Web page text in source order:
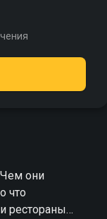
они
что
рестораны